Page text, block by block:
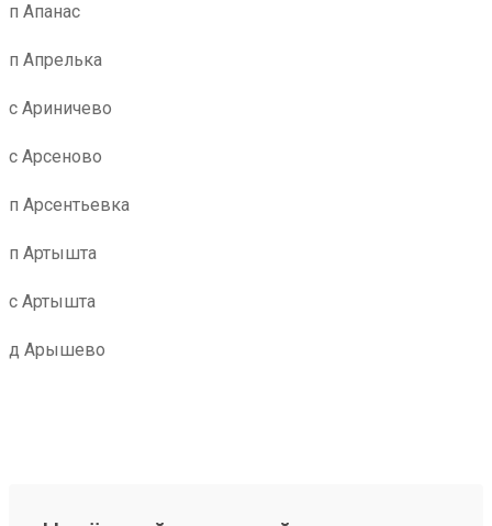
п Апанас
п Апрелька
с Ариничево
с Арсеново
п Арсентьевка
п Артышта
с Артышта
д Арышево